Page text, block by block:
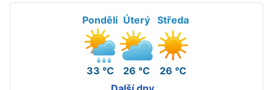
Pondělí
33 °C
Úterý
26 °C
Středa
26 °C